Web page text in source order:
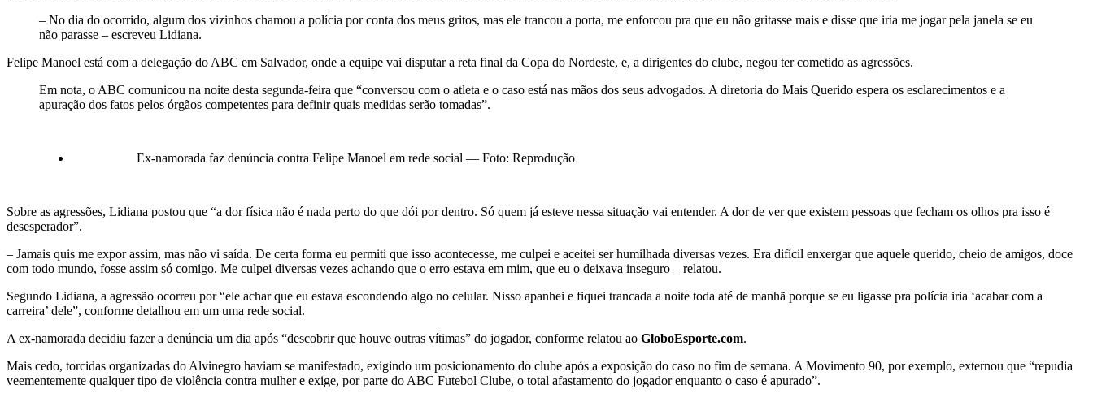
– No dia do ocorrido, algum dos vizinhos chamou a polícia por conta dos meus gritos, mas ele trancou a porta, me enforcou pra que eu não gritasse mais e disse que iria me jogar pela janela se eu
não parasse – escreveu Lidiana.
Felipe Manoel está com a delegação do ABC em Salvador, onde a equipe vai disputar a reta final da Copa do Nordeste, e, a dirigentes do clube, negou ter cometido as agressões.
Em nota, o ABC comunicou na noite desta segunda-feira que “conversou com o atleta e o caso está nas mãos dos seus advogados. A diretoria do Mais Querido espera os esclarecimentos e a
apuração dos fatos pelos órgãos competentes para definir quais medidas serão tomadas”.
Ex-namorada faz denúncia contra Felipe Manoel em rede social — Foto: Reprodução
Sobre as agressões, Lidiana postou que “a dor física não é nada perto do que dói por dentro. Só quem já esteve nessa situação vai entender. A dor de ver que existem pessoas que fecham os olhos pra isso é
desesperador”.
– Jamais quis me expor assim, mas não vi saída. De certa forma eu permiti que isso acontecesse, me culpei e aceitei ser humilhada diversas vezes. Era difícil enxergar que aquele querido, cheio de amigos, doce
com todo mundo, fosse assim só comigo. Me culpei diversas vezes achando que o erro estava em mim, que eu o deixava inseguro – relatou.
Segundo Lidiana, a agressão ocorreu por “ele achar que eu estava escondendo algo no celular. Nisso apanhei e fiquei trancada a noite toda até de manhã porque se eu ligasse pra polícia iria ‘acabar com a
carreira’ dele”, conforme detalhou em um uma rede social.
A ex-namorada decidiu fazer a denúncia um dia após “descobrir que houve outras vítimas” do jogador, conforme relatou ao GloboEsporte.com.
Mais cedo, torcidas organizadas do Alvinegro haviam se manifestado, exigindo um posicionamento do clube após a exposição do caso no fim de semana. A Movimento 90, por exemplo, externou que “repudia
veementemente qualquer tipo de violência contra mulher e exige, por parte do ABC Futebol Clube, o total afastamento do jogador enquanto o caso é apurado”.